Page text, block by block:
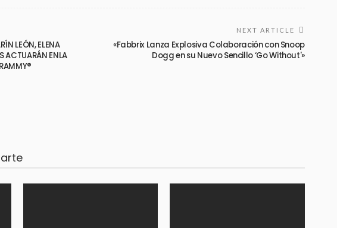
LEÓN, ELENA
ACTUARÁN ENLA
NEXT ARTICLE
«Fabbrix Lanza Explosiva Colaboración con Snoop
Dogg en su Nuevo Sencillo ‘Go Without'»